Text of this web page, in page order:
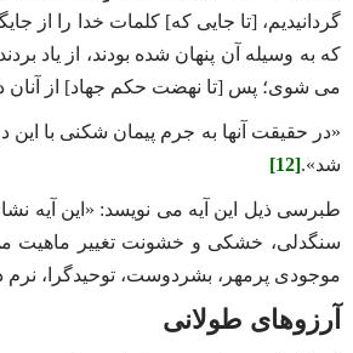
گردانیدیم، [تا جایی که] کلمات خدا را از
که به وسیله آن پنهان شده بودند، از یاد
می ‌شوی؛ پس [تا نهضت حکم جهاد] از آنان
«در حقیقت آنها به جرم پیمان‌ شکنی با
شد».[12]
طبرسی ذیل این آیه می ‌نویسد: «این آیه
سنگدلی، خشکی و خشونت تغییر ماهیت می‌
موجودی پرمهر، بشردوست، توحیدگرا،
آرزوهای طولانی